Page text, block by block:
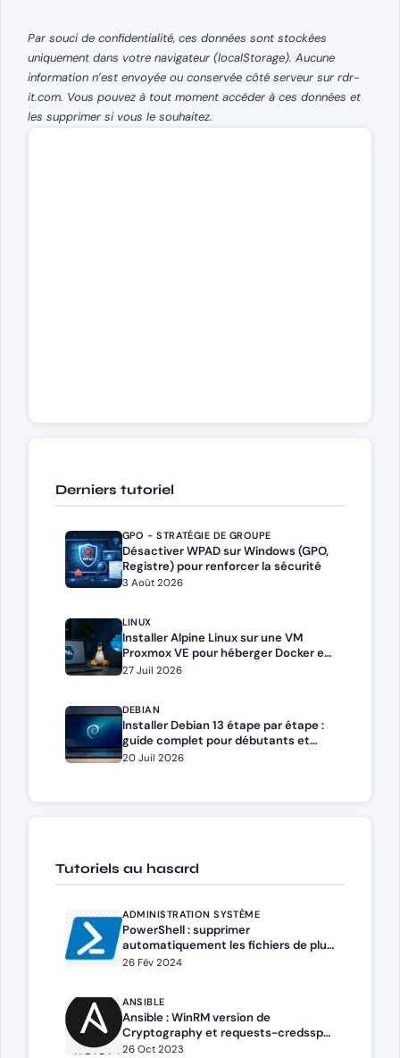
Par souci de confidentialité, ces données sont stockées
uniquement dans votre navigateur (localStorage). Aucune
information n’est envoyée ou conservée côté serveur sur rdr-
it.com. Vous pouvez à tout moment accéder à ces données et
les supprimer si vous le souhaitez.
Derniers tutoriel
GPO - STRATÉGIE DE GROUPE
Désactiver WPAD sur Windows (GPO,
Registre) pour renforcer la sécurité
3 Août 2026
LINUX
Installer Alpine Linux sur une VM
Proxmox VE pour héberger Docker et
Docker Compose
27 Juil 2026
DEBIAN
Installer Debian 13 étape par étape :
guide complet pour débutants et
administrateurs
20 Juil 2026
Tutoriels au hasard
ADMINISTRATION SYSTÈME
PowerShell : supprimer
automatiquement les fichiers de plus
de X jours
26 Fév 2024
ANSIBLE
Ansible : WinRM version de
Cryptography et requests-credssp
compatible avec Windows
26 Oct 2023